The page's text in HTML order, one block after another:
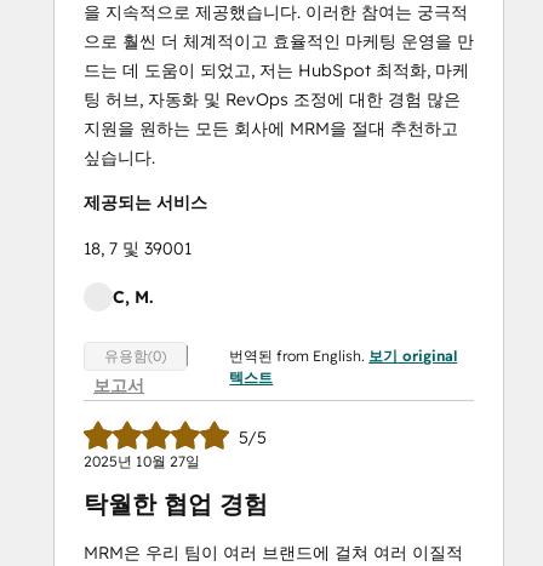
을 지속적으로 제공했습니다. 이러한 참여는 궁극적
으로 훨씬 더 체계적이고 효율적인 마케팅 운영을 만
드는 데 도움이 되었고, 저는 HubSpot 최적화, 마케
팅 허브, 자동화 및 RevOps 조정에 대한 경험 많은
지원을 원하는 모든 회사에 MRM을 절대 추천하고
싶습니다.
제공되는 서비스
18, 7 및 39001
C, M.
유용함(0)
보고서
번역된 from English.보기 original
텍스트
5/5
2025년 10월 27일
탁월한 협업 경험
MRM은 우리 팀이 여러 브랜드에 걸쳐 여러 이질적